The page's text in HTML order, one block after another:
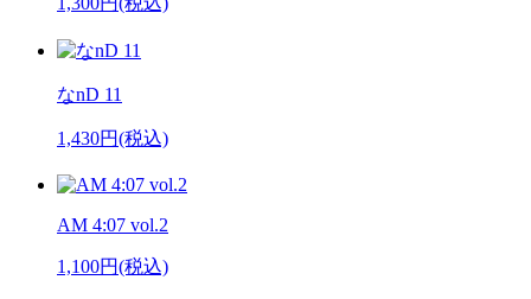
なnD 11
1,430円(税込)
AM 4:07 vol.2
1,100円(税込)